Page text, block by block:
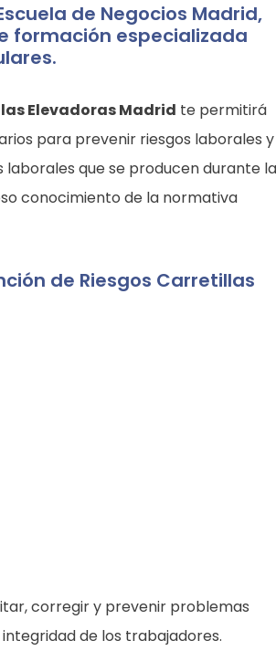
de Negocios Madrid,
formación especializada
Elevadoras Madrid te permitirá
para prevenir riesgos laborales y
que se producen durante la
conocimiento de la normativa
de Riesgos Carretillas
corregir y prevenir problemas
de los trabajadores.